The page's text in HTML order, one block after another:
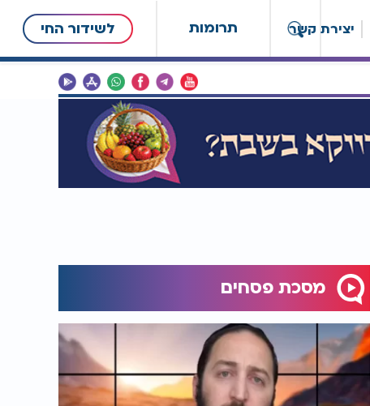
תרומות לשידור החי יצירת קשר
מסכת פסחים